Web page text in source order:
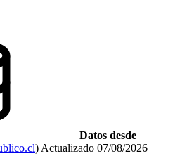
Datos desde
) Actualizado 07/08/2026